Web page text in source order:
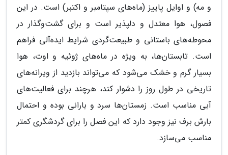
و مه) و اوایل پاییز (ماه‌های سپتامبر و اکتبر) است. در این
فصول، هوا معتدل و دلپذیر است و برای گشت‌وگذار در
محوطه‌های باستانی و طبیعت‌گردی شرایط ایده‌آلی فراهم
است. تابستان‌ها، به ویژه در ماه‌های ژوئیه و اوت، هوا
بسیار گرم و خشک می‌شود که می‌تواند بازدید از ویرانه‌های
تاریخی در طول روز را دشوار کند، هرچند برای فعالیت‌های
آبی مناسب است. زمستان‌ها سرد و بارانی بوده و احتمال
بارش برف نیز وجود دارد که این فصل را برای گردشگری کمتر
مناسب می‌سازد.